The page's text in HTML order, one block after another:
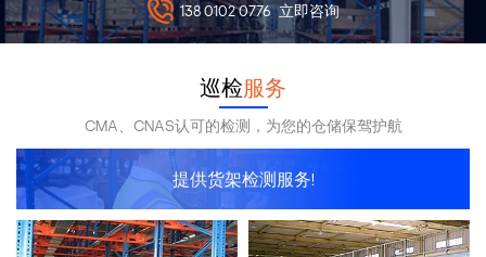
138 0102 0776 立即咨询
巡检服务
CMA、CNAS认可的检测，为您的仓储保驾护航
提供货架检测服务!